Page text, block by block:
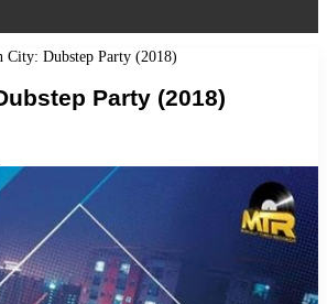
City: Dubstep Party (2018)
Party (2018)